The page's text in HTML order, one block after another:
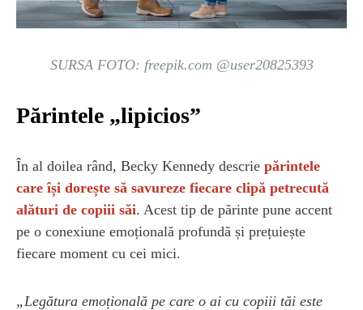
SURSA FOTO: freepik.com @user20825393
Părintele „lipicios”
În al doilea rând, Becky Kennedy descrie părintele
care își dorește să savureze fiecare clipă petrecută
alături de copiii săi. Acest tip de părinte pune accent
pe o conexiune emoțională profundă și prețuiește
fiecare moment cu cei mici.
„Legătura emoțională pe care o ai cu copiii tăi este